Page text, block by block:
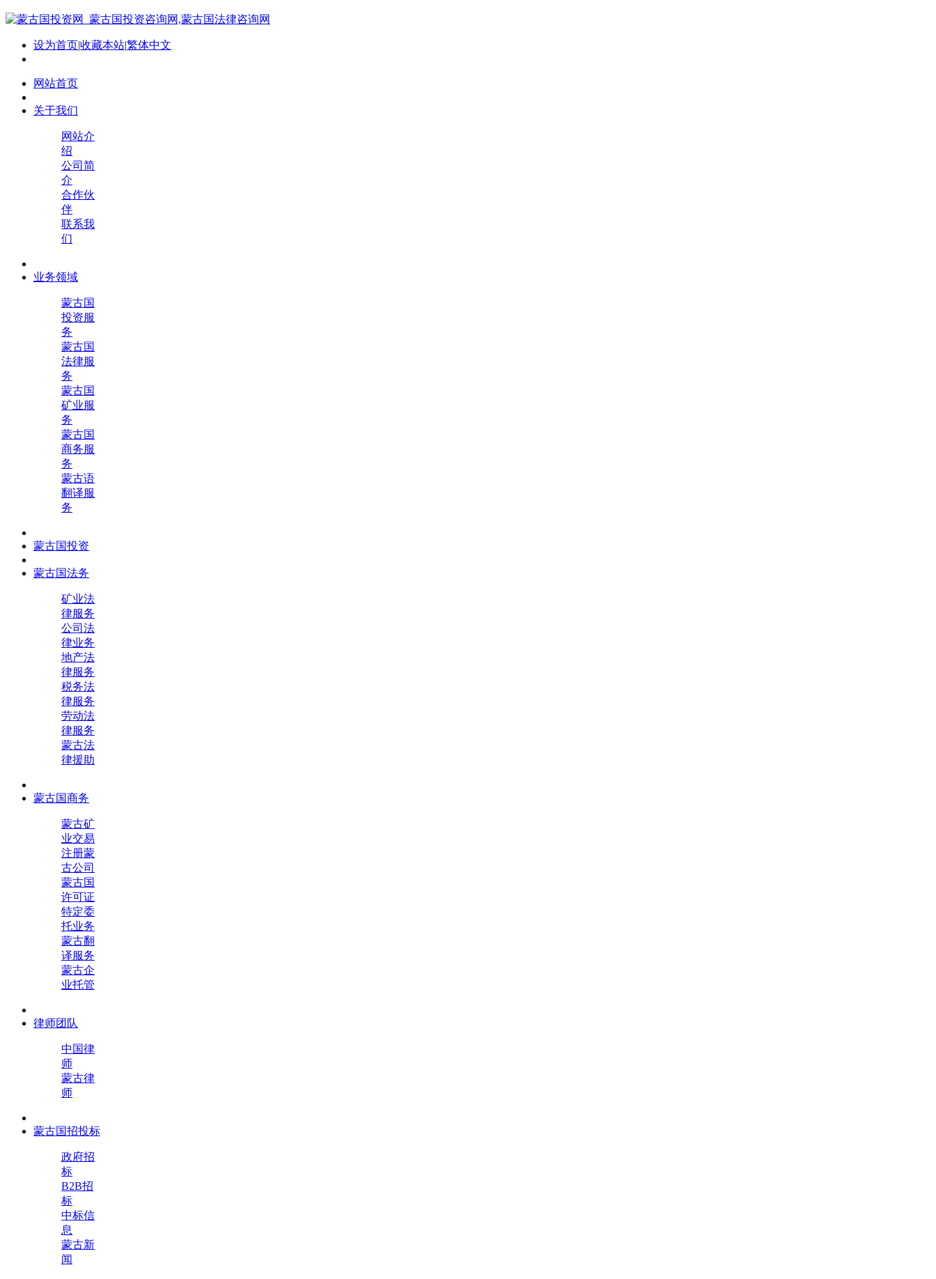
设为首页|收藏本站|繁体中文
网站首页
关于我们
网站介
绍
公司简
介
合作伙
伴
联系我
们
业务领域
蒙古国
投资服
务
蒙古国
法律服
务
蒙古国
矿业服
务
蒙古国
商务服
务
蒙古语
翻译服
务
蒙古国投资
蒙古国法务
矿业法
律服务
公司法
律业务
地产法
律服务
税务法
律服务
劳动法
律服务
蒙古法
律援助
蒙古国商务
蒙古矿
业交易
注册蒙
古公司
蒙古国
许可证
特定委
托业务
蒙古翻
译服务
蒙古企
业托管
律师团队
中国律
师
蒙古律
师
蒙古国招投标
政府招
标
B2B招
标
中标信
息
蒙古新
闻